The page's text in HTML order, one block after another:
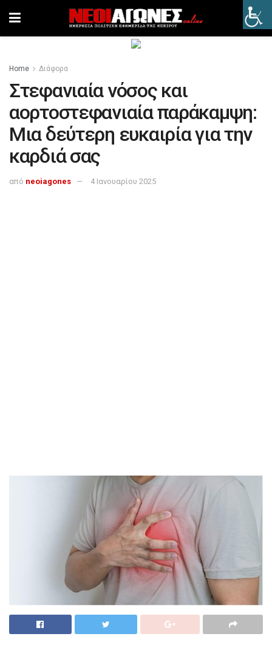
Home Διάφορα
Στεφανιαία νόσος και
αορτοστεφανιαία παράκαμψη:
Μια δεύτερη ευκαιρία για την
καρδιά σας
από neoiagones 4 Ιανουαρίου 2025